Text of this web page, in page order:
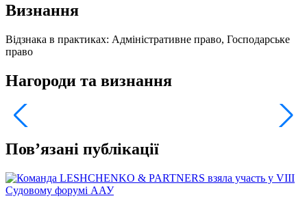
Визнання
Відзнака в практиках: Адміністративне право, Господарське
право
Нагороди та визнання
Пов’язані публікації